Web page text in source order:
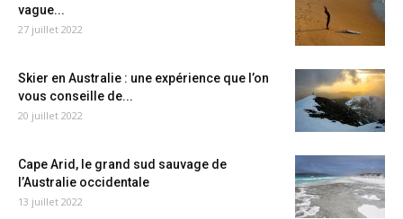
vague...
27 juillet 2022
Skier en Australie : une expérience que l’on
vous conseille de...
20 juillet 2022
Cape Arid, le grand sud sauvage de
l’Australie occidentale
13 juillet 2022